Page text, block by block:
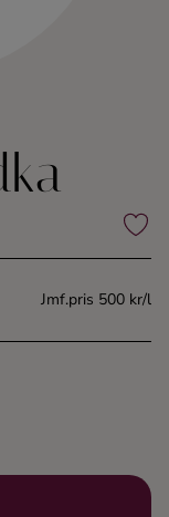
Jmf.pris 500 kr/l